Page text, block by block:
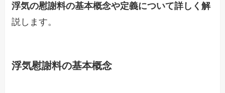
浮気の慰謝料の基本概念や定義について詳しく解
説します。
浮気慰謝料の基本概念